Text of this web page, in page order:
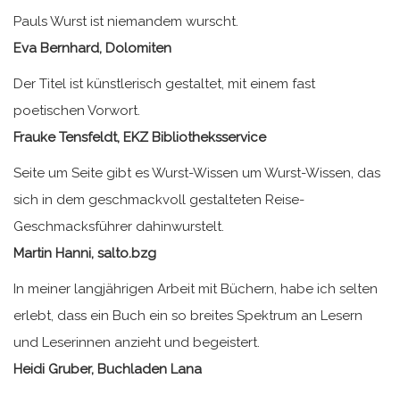
Pauls Wurst ist niemandem wurscht.
Eva Bernhard, Dolomiten
Der Titel ist künstlerisch gestaltet, mit einem fast
poetischen Vorwort.
Frauke Tensfeldt, EKZ Bibliotheksservice
Seite um Seite gibt es Wurst-Wissen um Wurst-Wissen, das
sich in dem geschmackvoll gestalteten Reise-
Geschmacksführer dahinwurstelt.
Martin Hanni, salto.bzg
In meiner langjährigen Arbeit mit Büchern, habe ich selten
erlebt, dass ein Buch ein so breites Spektrum an Lesern
und Leserinnen anzieht und begeistert.
Heidi Gruber, Buchladen Lana